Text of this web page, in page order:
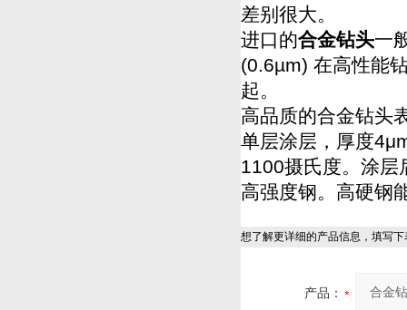
差别很大。
进口的合金钻头一
(0.6µm) 在高性能
起。
高品质的合金钻头
单层涂层，厚度
1100摄氏度。涂层
高强度钢。高硬钢
想了解更详细的产品信息，填写
产品：